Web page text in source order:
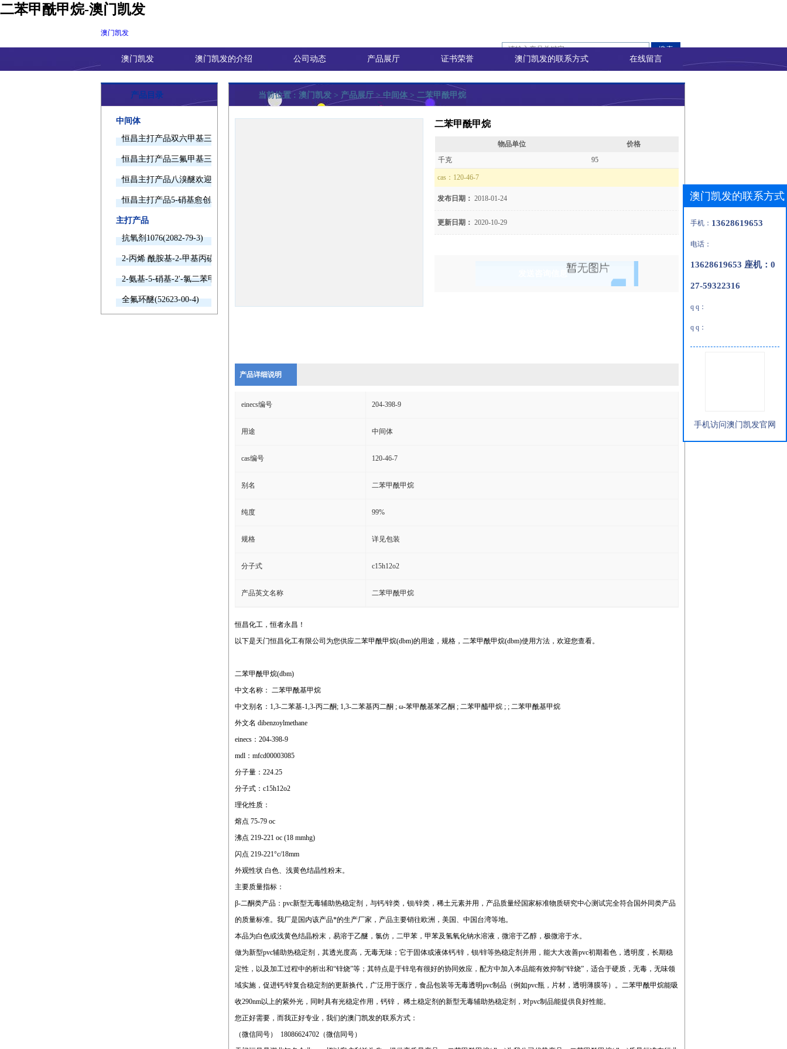
二苯甲酰甲烷-澳门凯发
澳门凯发
澳门凯发 澳门凯发的介绍 公司动态 产品展厅 证书荣誉 澳门凯发的联系方式 在线留言
产品目录
中间体
恒昌主打产品双六甲基三胺欢迎询价
恒昌主打产品三氟甲基三甲基硅烷欢迎询价
恒昌主打产品八溴醚欢迎询价
恒昌主打产品5-硝基愈创木酚钠欢迎询价
主打产品
抗氧剂1076(2082-79-3)
2-丙烯 酰胺基-2-甲基丙磺酸(15214-89-8)
2-氨基-5-硝基-2'-氯二苯甲酮(2011-66-7)
全氟环醚(52623-00-4)
当前位置 : 澳门凯发 > 产品展厅 >中间体 > 二苯甲酰甲烷
二苯甲酰甲烷
物品单位
价格
千克
95
cas： 120-46-7
发布日期： 2018-01-24
更新日期： 2020-10-29
产品详细说明
einecs编号 204-398-9
用途 中间体
cas编号 120-46-7
别名 二苯甲酰甲烷
纯度 99%
规格 详见包装
分子式 c15h12o2
产品英文名称 二苯甲酰甲烷
恒昌化工，恒者永昌！
以下是天门恒昌化工有限公司为您供应二苯甲酰甲烷(dbm)的用途，规格，二苯甲酰甲烷(dbm)使用方法，欢迎您查看。
二苯甲酰甲烷(dbm)
中文名称： 二苯甲酰基甲烷
中文别名：1,3-二苯基-1,3-丙二酮; 1,3-二苯基丙二酮 ; ω-苯甲酰基苯乙酮 ; 二苯甲醯甲烷 ; ; 二苯甲酰基甲烷
外文名 dibenzoylmethane
einecs：204-398-9
mdl：mfcd00003085
分子量：224.25
分子式：c15h12o2
理化性质：
熔点 75-79 oc
沸点 219-221 oc (18 mmhg)
闪点 219-221°c/18mm
外观性状 白色、浅黄色结晶性粉末。
主要质量指标：
β-二酮类产品：pvc新型无毒辅助热稳定剂，与钙/锌类，钡/锌类，稀土元素并用，产品质量经国家标准物质研究中心测试完全符合国外同类产品
的质量标准。我厂是国内该产品*的生产厂家，产品主要销往欧洲，美国、中国台湾等地。
本品为白色或浅黄色结晶粉末，易溶于乙醚，氯仿，二甲苯，甲苯及氢氧化钠水溶液，微溶于乙醇，极微溶于水。
做为新型pvc辅助热稳定剂，其透光度高，无毒无味；它于固体或液体钙/锌，钡/锌等热稳定剂并用，能大大改善pvc初期着色，透明度，长期稳
定性，以及加工过程中的析出和“锌烧”等；其特点是于锌皂有很好的协同效应，配方中加入本品能有效抑制“锌烧”，适合于硬质，无毒，无味领
域实施，促进钙/锌复合稳定剂的更新换代，广泛用于医疗，食品包装等无毒透明pvc制品（例如pvc瓶，片材，透明薄膜等）。二苯甲酰甲烷能吸
收290nm以上的紫外光，同时具有光稳定作用，钙锌， 稀土稳定剂的新型无毒辅助热稳定剂，对pvc制品能提供良好性能。
您正好需要，而我正好专业，我们的澳门凯发的联系方式：
（微信同号） 18086624702（微信同号）
澳门凯发的联系方式
手机： 13628619653
电话：
13628619653 座机：0
27-59322316
q q：
q q：
手机访问澳门凯发官网